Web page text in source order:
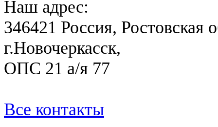
Наш адрес:
346421 Россия, Ростовская
г.Новочеркасск,
ОПС 21 а/я 77
Все контакты